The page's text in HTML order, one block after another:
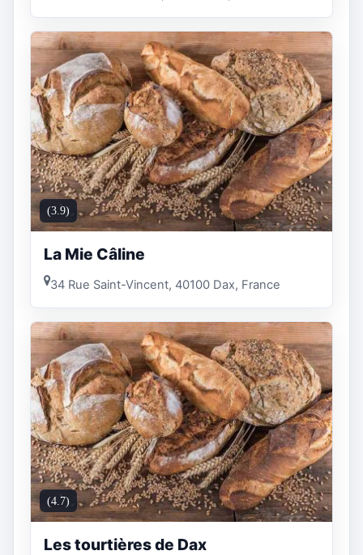
(3.9)
La Mie Câline
34 Rue Saint-Vincent, 40100 Dax, France
(4.7)
Les tourtières de Dax